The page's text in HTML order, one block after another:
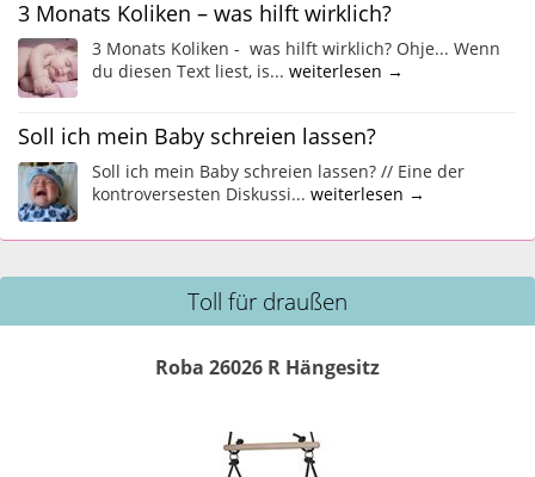
3 Monats Koliken – was hilft wirklich?
3 Monats Koliken - was hilft wirklich? Ohje... Wenn
du diesen Text liest, is... weiterlesen →
Soll ich mein Baby schreien lassen?
Soll ich mein Baby schreien lassen? // Eine der
kontroversesten Diskussi... weiterlesen →
Toll für draußen
Roba 26026 R Hängesitz